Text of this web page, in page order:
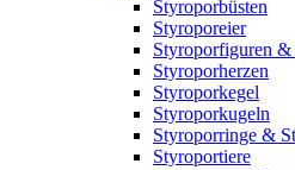
Styroporbüsten
Styroporeier
Styroporfiguren &
Styroporherzen
Styroporkegel
Styroporkugeln
Styroporringe &
Styroportiere